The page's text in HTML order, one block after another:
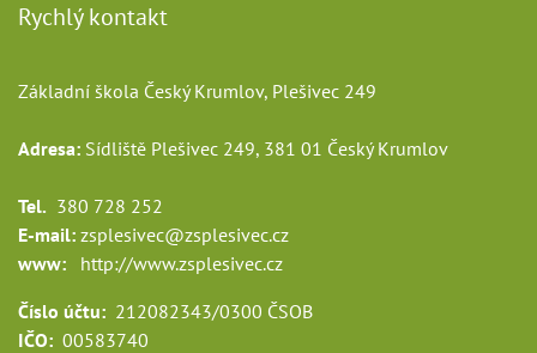
Rychlý kontakt
Základní škola Český Krumlov, Plešivec 249
Adresa: Sídliště Plešivec 249, 381 01 Český Krumlov
Tel. 380 728 252
E-mail: zsplesivec@zsplesivec.cz
www: http://www.zsplesivec.cz
Číslo účtu: 212082343/0300 ČSOB
IČO: 00583740